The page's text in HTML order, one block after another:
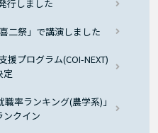
行しました
二祭」で講演しました
援プログラム(COI-NEXT)
定
率ランキング(農学系)｣
ンクイン